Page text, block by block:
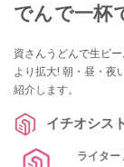
でんで一杯
資さんうどんで生ビ
より拡大! 朝・昼・夜
紹介します。
イチオシスト
ライター